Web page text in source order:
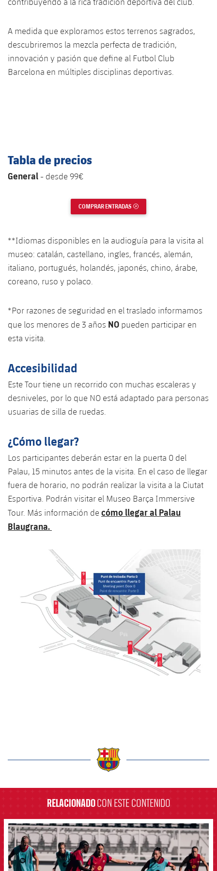
A medida que exploramos estos terrenos sagrados,
descubriremos la mezcla perfecta de tradición,
innovación y pasión que define al Futbol Club
Barcelona en múltiples disciplinas deportivas.
Tabla de precios
General - desde 99€
COMPRAR ENTRADAS
**Idiomas disponibles en la audioguía para la visita al
museo: catalán, castellano, ingles, francés, alemán,
italiano, portugués, holandés, japonés, chino, árabe,
coreano, ruso y polaco.
*Por razones de seguridad en el traslado informamos
que los menores de 3 años NO pueden participar en
esta visita.
Accesibilidad
Este Tourtiene un recorrido con muchas escaleras y
desniveles, por lo que NO está adaptado para personas
usuarias de silla de ruedas
¿Cómo llegar?
Los participantes deberán estar en la puerta 0 del
Palau, 15 minutos antes de la visita. En el caso de llegar
fuera de horario, no podrán realizar la visita a la Ciutat
Esportiva. Podrán visitar el Museo Barça Immersive
Tour. Más información de cómo llegar al Palau
Blaugrana.
RELACIONADOCON ESTE CONTENIDO
FCB Barcelona badge